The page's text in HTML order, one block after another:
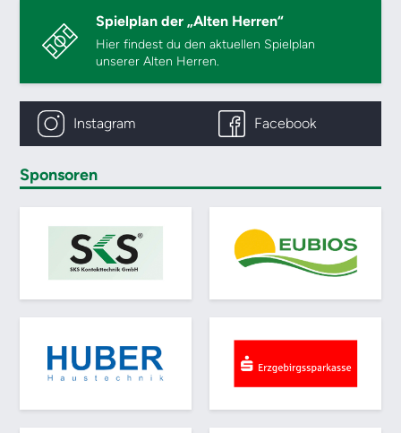
Spielplan der „Alten Herren“
Hier findest du den aktuellen Spielplan
unserer Alten Herren.
Instagram Facebook
Sponsoren